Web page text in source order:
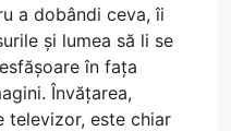
a dobândi ceva, îi
și lumea să li se
în fața
Învățarea,
este chiar